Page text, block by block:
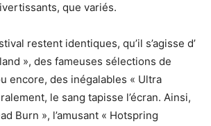
que variés.
restent identiques, qu’il s’agisse d’
», des fameuses sélections de
encore, des inégalables « Ultra
le sang tapisse l’écran. Ainsi,
Burn », l’amusant « Hotspring